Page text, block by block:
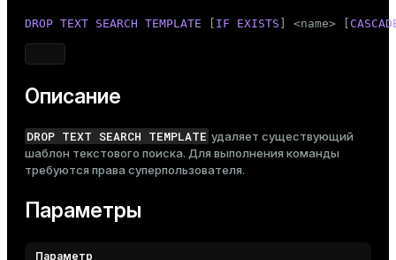
Тема
DROP TEXT SEARCH TEMPLATE IF EXISTS ] <name> [
Описание
DROP TEXT SEARCH TEMPLATE удаляет существующий
шаблон текстового поиска. Для выполнения команды
требуются права суперпользователя.
Параметры